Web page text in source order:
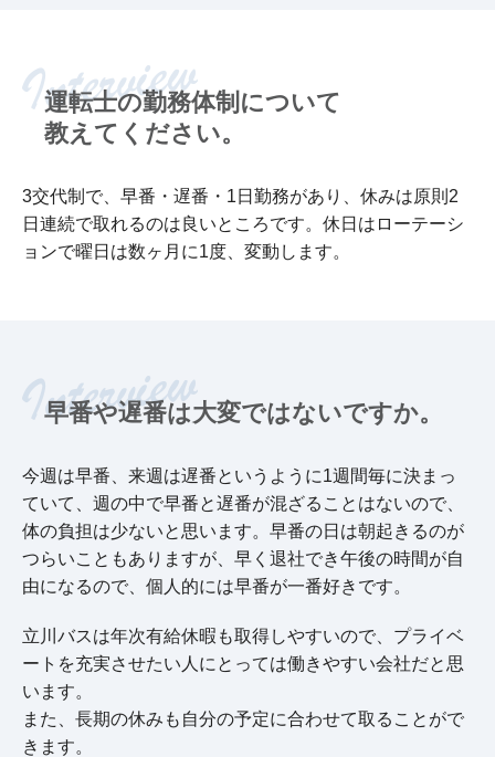
運転士の勤務体制について
教えてください。
3交代制で、早番・遅番・1日勤務があり、休みは原則2
日連続で取れるのは良いところです。休日はローテーシ
ョンで曜日は数ヶ月に1度、変動します。
早番や遅番は大変ではないですか。
今週は早番、来週は遅番というように1週間毎に決まっ
ていて、週の中で早番と遅番が混ざることはないので、
体の負担は少ないと思います。早番の日は朝起きるのが
つらいこともありますが、早く退社でき午後の時間が自
由になるので、個人的には早番が一番好きです。
立川バスは年次有給休暇も取得しやすいので、プライベ
ートを充実させたい人にとっては働きやすい会社だと思
います。
また、長期の休みも自分の予定に合わせて取ることがで
きます。